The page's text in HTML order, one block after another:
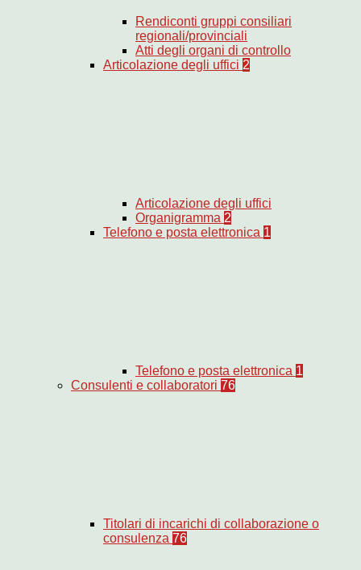
Rendiconti gruppi consiliari
regionali/provinciali
Atti degli organi di controllo
Articolazione degli uffici 2
Articolazione degli uffici
Organigramma 2
Telefono e posta elettronica 1
Telefono e posta elettronica 1
Consulenti e collaboratori 76
Titolari di incarichi di collaborazione o
consulenza 76